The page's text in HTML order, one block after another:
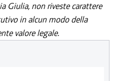
Giulia, non riveste carattere
in alcun modo della
valore legale.